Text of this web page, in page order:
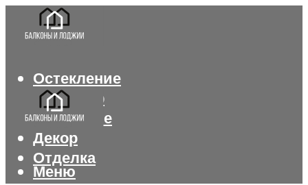
Остекление
Интерьер
Утепление
Декор
Отделка
Меню